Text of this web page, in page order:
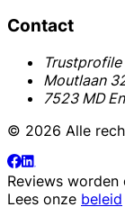
Contact
Trustprofile
Moutlaan
7523 MD
© 2026 Alle
Reviews
Lees onze beleid